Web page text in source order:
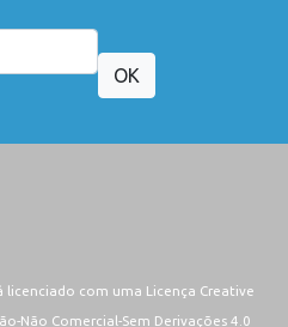
OK
licenciado com uma Licença Creative
Não Comercial-Sem Derivações 4.0